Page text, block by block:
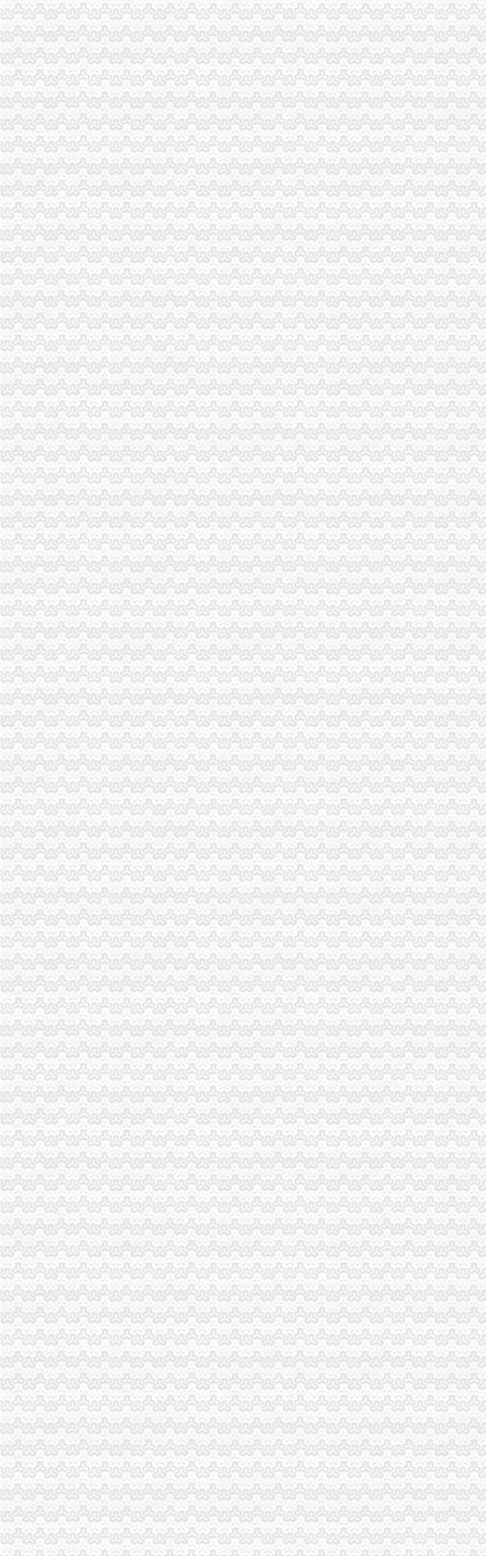
瓯海新闻-温州日报瓯网-温州新闻门户网-温州日报主办
江门地税全国推税务登记证等“十五证合一”企业提交材料将减
【上海丰皓企业登记代理有限公司】-主营：
丹地税局2011年8月份《涉税信息月报》
台州市路桥区人民办公室关于印发2014年度镇（街道）“个转企”
分类广告_新浪新闻
合肥新桥机场高速公路监控管理中心泳池设备采购及安装招标第一阶段
【财务会计】-起点8
中国常州高新区-【个管办】上下联动对新景一期商铺开展户管巡查工作
广东省网上办事大厅深圳市宝安分厅
两年开四家分店几千元办起家政公司（2）-理财频道-和讯网
温州公司营业执照、税务登记证代办等-温州58同城
寿县人民信息公开网
株洲市国家税务局门户网站